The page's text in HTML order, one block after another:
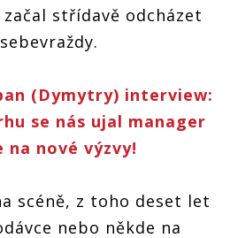
střídavě odcházet
(Dymytry) interview:
se nás ujal manager
na nové výzvy!
scéně, z toho deset let
nebo někde na